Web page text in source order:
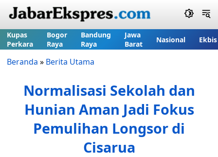
Kupas
Perkara
Bogor
Raya
Bandung
Raya
Jawa
Barat
Nasional Ekbis
Beranda » Berita Utama
Normalisasi Sekolah dan
Hunian Aman Jadi Fokus
Pemulihan Longsor di
Cisarua